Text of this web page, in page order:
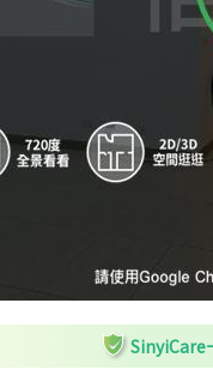
SinyiCare